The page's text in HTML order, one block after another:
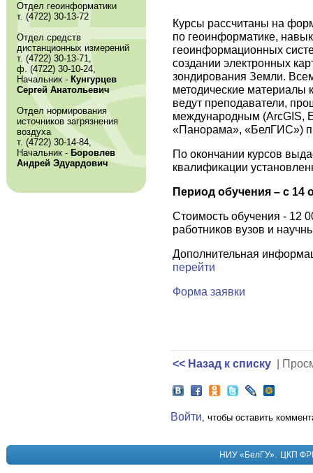
Отдел геоинформатики
т. (4722) 30-13-72
Отдел средств
дистанционных измерений
т. (4722) 30-13-71,
ф. (4722) 30-10-24,
Начальник - Кунгурцев
Сергей Анатольевич
Отдел нормирования
источников загрязнения
воздуха
т. (4722) 30-14-84,
Начальник - Боровлев
Андрей Эдуардович
Курсы рассчитаны на
по геоинформатике,
геоинформационных
создании электронных
зондирования Земли.
методические материалы
ведут преподаватели,
международным (ArcGIS,
«Панорама», «БелГИС»)
По окончании курсов
квалификации
Период обучения – с 14
Стоимость обучения - 12
работников вузов и
Дополнительная
перейти
Форма заявки
<< Назад к списку |
Войти , чтобы оставить
НИУ «БелГУ». ЦКП